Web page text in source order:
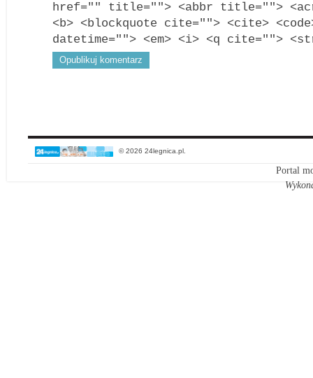
href="" title=""> <abbr title="">
<b> <blockquote cite=""> <cite>
datetime=""> <em> <i> <q cite="">
© 2026 24legnica.pl.
Portal